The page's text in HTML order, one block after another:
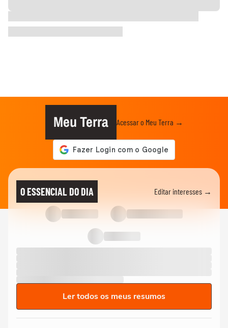
Meu Terra Acessar o Meu Terra →
O ESSENCIAL DO DIA Editar interesses →
Ler todos os meus resumos